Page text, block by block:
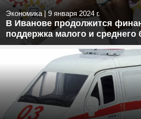
Экономика|9 января 2024 г.
В Иванове продолжится
поддержка малого и среднего